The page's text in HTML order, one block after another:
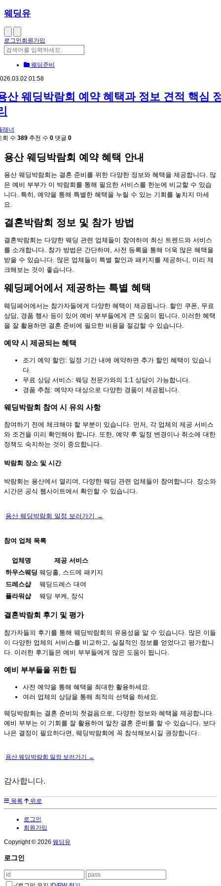
웨딩유
로그인회원가입
웨딩준비
01:58
산 웨딩박람회 예약 혜택과 정보 견적 핵심
래너
회 수 389 추천 수 0 댓글 0
용산 웨딩박람회 예약 혜택 안내
용산 웨딩박람회는 결혼 준비를 위한 다양한 정보와 혜택을 제공합니다. 많
은 예비 부부가 이 박람회를 통해 필요한 서비스를 한눈에 비교할 수 있습
니다. 특히, 예약을 통해 특별한 혜택을 누릴 수 있는 기회를 놓치지 마세
요.
결혼박람회 정보 및 참가 방법
결혼박람회는 다양한 웨딩 관련 업체들이 참여하여 최신 트렌드와 서비스
를 소개합니다. 참가 방법은 간단하며, 사전 등록을 통해 더욱 많은 혜택을
받을 수 있습니다. 많은 업체들이 특별 할인과 패키지를 제공하니, 미리 체
크해보는 것이 좋습니다.
웨딩페어에서 제공하는 특별 혜택
웨딩페어에서는 참가자들에게 다양한 혜택이 제공됩니다. 할인 쿠폰, 무료
상담, 경품 행사 등이 있어 예비 부부들에게 큰 도움이 됩니다. 이러한 혜택
을 잘 활용하면 결혼 준비에 필요한 비용을 절감할 수 있습니다.
예약 시 제공되는 혜택
조기 예약 할인: 일정 기간 내에 예약하면 추가 할인 혜택이 있습니
다.
무료 상담 서비스: 웨딩 전문가와의 1:1 상담이 가능합니다.
경품 추첨: 예약자 대상으로 다양한 경품이 제공됩니다.
웨딩박람회 참여 시 유의 사항
참여하기 전에 체크해야 할 부분이 있습니다. 먼저, 각 업체의 제공 서비스
와 조건을 미리 확인해야 합니다. 또한, 예약 후 일정 변경이나 취소에 대한
정책도 숙지하는 것이 중요합니다.
박람회 장소 및 시간
박람회는 용산에서 열리며, 다양한 웨딩 관련 업체들이 참여합니다. 장소와
시간은 공식 웹사이트에서 확인할 수 있습니다.
용산 웨딩박람회 일정 보러가기 →
참여 업체 목록
업체명
제공 서비스
하우스웨딩 웨딩홀, 스드메 패키지
드레스샵
웨딩드레스 대여
플라워샵
웨딩 부케, 장식
결혼박람회 후기 및 평가
참가자들의 후기를 통해 웨딩박람회의 유용성을 알 수 있습니다. 많은 이들
이 다양한 업체의 서비스를 비교하고, 실질적인 정보를 얻었다고 평가합니
다. 이러한 후기들은 예비 부부들에게 많은 도움이 됩니다.
예비 부부들을 위한 팁
사전 예약을 통해 혜택을 최대한 활용하세요.
여러 업체의 상담을 통해 최적의 선택을 하세요.
웨딩박람회는 결혼 준비의 첫걸음으로, 다양한 정보와 혜택을 제공합니다.
예비 부부는 이 기회를 잘 활용하여 알찬 결혼 준비를 할 수 있습니다. 보다
나은 결정이 필요하다면, 웨딩박람회에 꼭 참석해보시길 권장합니다.
용산 웨딩박람회 일정 보러가기 →
감사합니다.
목록 위로
로그인
회원가입
Copyright © 2026 웨딩유
로그인